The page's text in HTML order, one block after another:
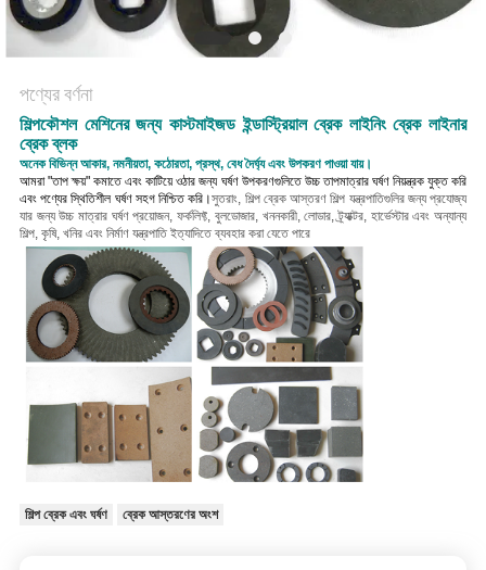
পণ্যের বর্ণনা
শিল্পকৌশল মেশিনের জন্য কাস্টমাইজড ইন্ডাস্ট্রিয়াল ব্রেক লাইনিং ব্রেক লাইনার
ব্রেক ব্লক
অনেক বিভিন্ন আকার, নমনীয়তা, কঠোরতা, প্রস্থ, বেধ দৈর্ঘ্য এবং উপকরণ পাওয়া যায়।
আমরা "তাপ ক্ষয়" কমাতে এবং কাটিয়ে ওঠার জন্য ঘর্ষণ উপকরণগুলিতে উচ্চ তাপমাত্রার ঘর্ষণ নিয়ন্ত্রক যুক্ত করি
এবং পণ্যের স্থিতিশীল ঘর্ষণ সহগ নিশ্চিত করি।সুতরাং, শিল্প ব্রেক আস্তরণ শিল্প যন্ত্রপাতিগুলির জন্য প্রযোজ্য
যার জন্য উচ্চ মাত্রার ঘর্ষণ প্রয়োজন, ফর্কলিফ্ট, বুলডোজার, খননকারী, লোডার, ট্র্যাক্টর, হার্ভেস্টার এবং অন্যান্য
শিল্প, কৃষি, খনির এবং নির্মাণ যন্ত্রপাতি ইত্যাদিতে ব্যবহার করা যেতে পারে
শিল্প ব্রেক এবং ঘর্ষণ ব্রেক আস্তরণের অংশ